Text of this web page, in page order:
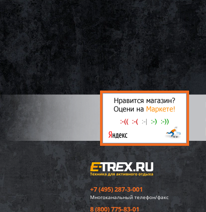
+7 (495) 287-3-001
Многоканальный телефон/факс
8 (800) 775-83-01